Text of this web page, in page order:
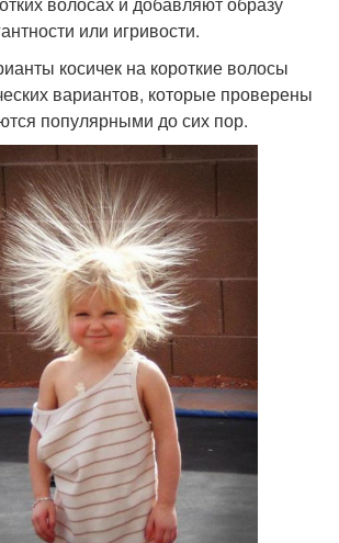
или игривости.
косичек на короткие волосы
вариантов, которые проверены
популярными до сих пор.